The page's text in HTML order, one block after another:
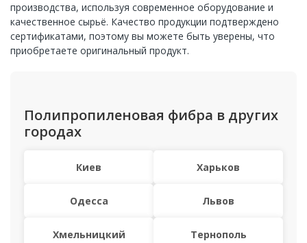
производства, используя современное оборудование и
качественное сырьё. Качество продукции подтверждено
сертификатами, поэтому вы можете быть уверены, что
приобретаете оригинальный продукт.
Полипропиленовая фибра в других
городах
Киев Харьков
Одесса Львов
Хмельницкий Тернополь